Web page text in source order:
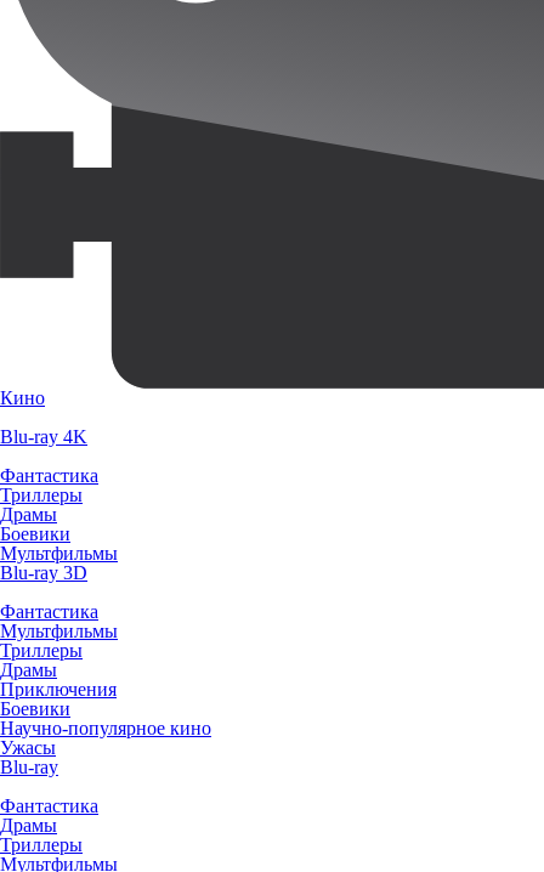
Кино
Blu-ray 4K
Фантастика
Триллеры
Драмы
Боевики
Мультфильмы
Blu-ray 3D
Фантастика
Мультфильмы
Триллеры
Драмы
Приключения
Боевики
Научно-популярное кино
Ужасы
Blu-ray
Фантастика
Драмы
Триллеры
Мультфильмы